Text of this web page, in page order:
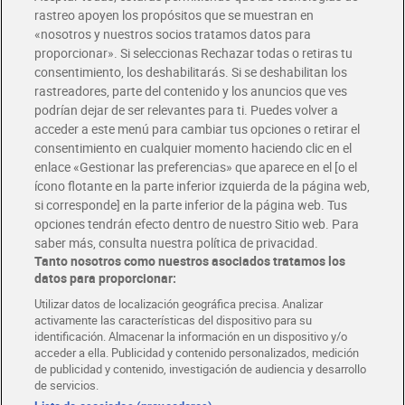
Glovo y Uber Eats
Solicita tu factura de Glovo o Uber Eats
Únete al CLUB Dia
Disfruta las ventajas y ofertas exclusivas.
Descárgate la APP Dia
Folletos y Tiendas
Descubre las mejores ofertas y busca tu tienda más cercana
Tarjeta MaX Dia
Te devuelve hasta 8€/mes de tus compras.
¡Solicita tu tarjeta de crédito aquí!
COMER MEJOR CADA DIA
COLABORA CON DIA ABRE TU TIENDA DIA CORPORATE
rastreo apoyen los propósitos que se muestran en
«nosotros y nuestros socios tratamos datos para
proporcionar». Si seleccionas Rechazar todas o retiras tu
consentimiento, los deshabilitarás. Si se deshabilitan los
rastreadores, parte del contenido y los anuncios que ves
podrían dejar de ser relevantes para ti. Puedes volver a
acceder a este menú para cambiar tus opciones o retirar el
consentimiento en cualquier momento haciendo clic en el
enlace «Gestionar las preferencias» que aparece en el [o el
ícono flotante en la parte inferior izquierda de la página web,
si corresponde] en la parte inferior de la página web. Tus
opciones tendrán efecto dentro de nuestro Sitio web. Para
saber más, consulta nuestra política de privacidad.
Tanto nosotros como nuestros asociados tratamos los
datos para proporcionar:
Utilizar datos de localización geográfica precisa. Analizar
activamente las características del dispositivo para su
identificación. Almacenar la información en un dispositivo y/o
acceder a ella. Publicidad y contenido personalizados, medición
de publicidad y contenido, investigación de audiencia y desarrollo
de servicios.